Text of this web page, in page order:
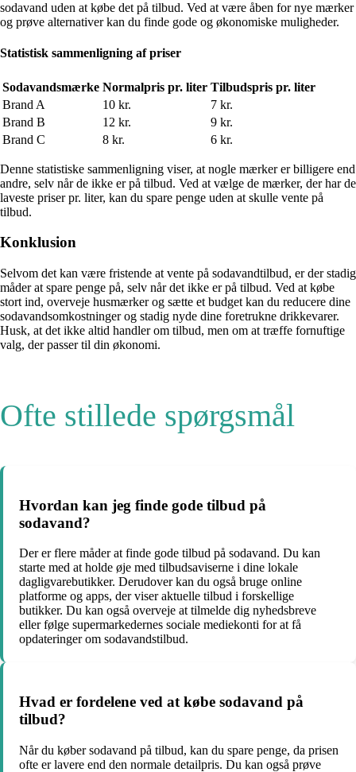
sodavand uden at købe det på tilbud. Ved at være åben for nye mærker
og prøve alternativer kan du finde gode og økonomiske muligheder.
Statistisk sammenligning af priser
Sodavandsmærke Normalpris pr. liter Tilbudspris pr. liter
Brand A
10 kr.
7 kr.
Brand B
12 kr.
9 kr.
Brand C
8 kr. 6 kr.
Denne statistiske sammenligning viser, at nogle mærker er billigere end
andre, selv når de ikke er på tilbud. Ved at vælge de mærker, der har de
laveste priser pr. liter, kan du spare penge uden at skulle vente på
tilbud.
Konklusion
Selvom det kan være fristende at vente på sodavandtilbud, er der stadig
måder at spare penge på, selv når det ikke er på tilbud. Ved at købe
stort ind, overveje husmærker og sætte et budget kan du reducere dine
sodavandsomkostninger og stadig nyde dine foretrukne drikkevarer.
Husk, at det ikke altid handler om tilbud, men om at træffe fornuftige
valg, der passer til din økonomi.
Ofte stillede spørgsmål
Hvordan kan jeg finde gode tilbud på
sodavand?
Der er flere måder at finde gode tilbud på sodavand. Du kan
starte med at holde øje med tilbudsaviserne i dine lokale
dagligvarebutikker. Derudover kan du også bruge online
platforme og apps, der viser aktuelle tilbud i forskellige
butikker. Du kan også overveje at tilmelde dig nyhedsbreve
eller følge supermarkedernes sociale mediekonti for at få
opdateringer om sodavandstilbud.
Hvad er fordelene ved at købe sodavand på
tilbud?
Når du køber sodavand på tilbud, kan du spare penge, da prisen
ofte er lavere end den normale detailpris. Du kan også prøve